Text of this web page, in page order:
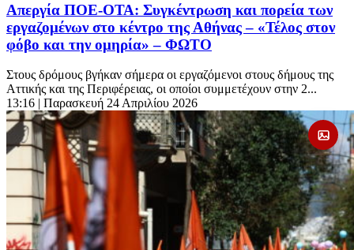
Απεργία ΠΟΕ-ΟΤΑ: Συγκέντρωση και πορεία των
εργαζομένων στο κέντρο της Αθήνας – «Τέλος στον
φόβο και την ομηρία» – ΦΩΤΟ
Στους δρόμους βγήκαν σήμερα οι εργαζόμενοι στους δήμους της
Αττικής και της Περιφέρειας, οι οποίοι συμμετέχουν στην 2...
13:16 | Παρασκευή 24 Απριλίου 2026